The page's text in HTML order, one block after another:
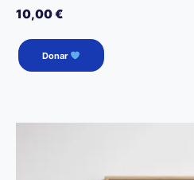
10,00€
Donar